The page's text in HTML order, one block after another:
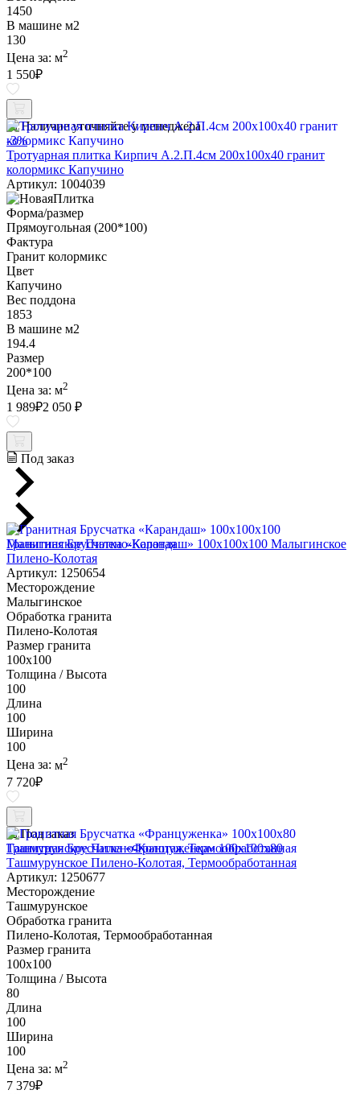
1450
В машине м2
130
Цена за: м2
1 550₽
Наличие уточняйте у менеджера
-3%
Тротуарная плитка Кирпич А.2.П.4см 200х100х40 гранит
колормикс Капучино
Артикул: 1004039
Форма/размер
Прямоугольная (200*100)
Фактура
Гранит колормикс
Цвет
Капучино
Вес поддона
1853
В машине м2
194.4
Размер
200*100
Цена за: м2
1 989₽2 050 ₽
Под заказ
Гранитная Брусчатка «Карандаш» 100х100x100 Малыгинское
Пилено-Колотая
Артикул: 1250654
Месторождение
Малыгинское
Обработка гранита
Пилено-Колотая
Размер гранита
100х100
Толщина / Высота
100
Длина
100
Ширина
100
Цена за: м2
7 720₽
Под заказ
Гранитная Брусчатка «Француженка» 100х100x80
Ташмурунское Пилено-Колотая, Термообработанная
Артикул: 1250677
Месторождение
Ташмурунское
Обработка гранита
Пилено-Колотая, Термообработанная
Размер гранита
100х100
Толщина / Высота
80
Длина
100
Ширина
100
Цена за: м2
7 379₽